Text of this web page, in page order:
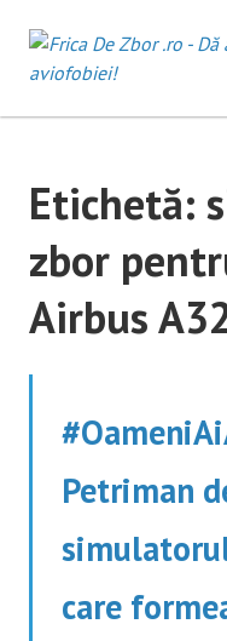
content
Etichetă:
zbor
Airbus
Petriman
care